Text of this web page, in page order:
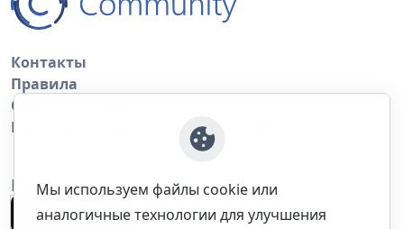
Контакты
Правила
Обратная связь
Правила копирования материалов
Приложение
Мы используем файлы cookie или
аналогичные технологии для улучшения